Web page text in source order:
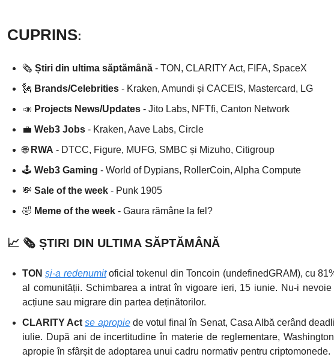
CUPRINS:
🗞️ Știri din ultima săptămână - TON, CLARITY Act, FIFA, SpaceX
🗽 Brands/Celebrities - Kraken, Amundi și CACEIS, Mastercard, LG
📣 Projects News/Updates - Jito Labs, NFTfi, Canton Network
💼 Web3 Jobs - Kraken, Aave Labs, Circle
🌐 RWA - DTCC, Figure, MUFG, SMBC și Mizuho, Citigroup
🕹️ Web3 Gaming - World of Dypians, RollerCoin, Alpha Compute
💸 Sale of the week - Punk 1905
🤣 Meme of the week - Gaura rămâne la fel?
📈 🗞️ ȘTIRI DIN ULTIMA SĂPTĂMÂNĂ
TON și-a redenumitoficial tokenul din Toncoin (undefinedGRAM), cu
al comunității. Schimbarea a intrat în vigoare ieri, 15 iunie. Nu-i
acțiune sau migrare din partea deținătorilor.
CLARITY Act se apropiede votul final în Senat, Casa Albă cerând
iulie. După ani de incertitudine în materie de reglementare,
apropie în sfârșit de adoptarea unui cadru normativ pentru criptomonede.